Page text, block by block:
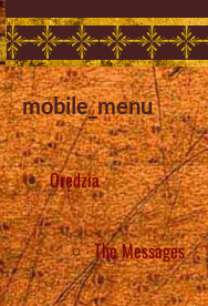
mobile_menu
Orędzia
The Messages